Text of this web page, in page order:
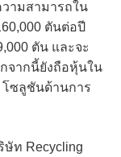
ามสามารถใน
ตันต่อปี
ตัน และจะ
จากนี้ยังถือหุ้นใน
ซลูชันด้านการ
ษัท Recycling